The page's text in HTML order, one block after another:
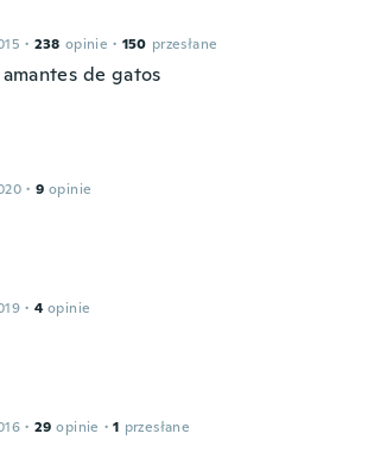
· 238 opinie · 150 przesłane
de gatos
· 9 opinie
· 4 opinie
· 29 opinie · 1 przesłane